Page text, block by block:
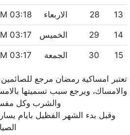
13
28 الاربعاء 03:18 AM
14
29 الخميس 03:17 AM
15
30 الجمعة 03:17 AM
تعتبر امساكية رمضان مرجع
والامساك، ويرجع سبب تسميتها
والشرب وكل
وقبل بدء الشهر الفظيل بايام